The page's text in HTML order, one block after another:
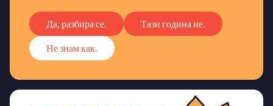
Да, разбира се.
Тази година не.
Не знам как.